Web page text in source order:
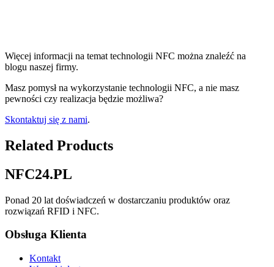
Więcej informacji na temat technologii NFC można znaleźć na
blogu naszej firmy.
Masz pomysł na wykorzystanie technologii NFC, a nie masz
pewności czy realizacja będzie możliwa?
Skontaktuj się z nami.
Related Products
NFC24.PL
Ponad 20 lat doświadczeń w dostarczaniu produktów oraz
rozwiązań RFID i NFC.
Obsługa Klienta
Kontakt